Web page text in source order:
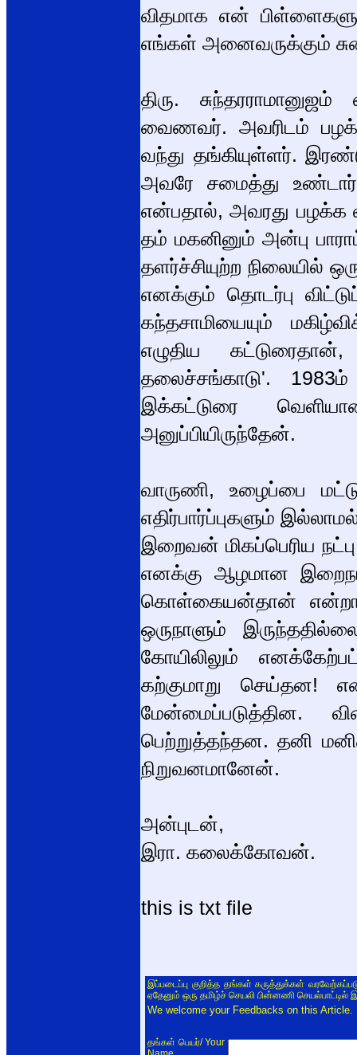
விதமாக என்
எங்கள் அனைவருக்கும்
திரு.
வைணவர். அவரிடம்
வந்து தங்கியுள்ளர்.
அவரே சமைத்து
என்பதால், அவரது
தம் மகனினும் அன்பு
தளர்ச்சியுற்ற நிலையில்
எனக்கும் தொடர்பு
கந்தசாமியையும்
எழுதிய
தலைச்சங்காடு'.
இக்கட்டுரை
அனுப்பியிருந்தேன்.
வாருணி, உழைப்பை
எதிர்பார்ப்புகளும்
இறைவன் மிகப்பெரிய
எனக்கு ஆழமான
கொள்கையன்தான்
ஒருநாளும்
கோயிலிலும்
கற்குமாறு செய்தன!
மேன்மைப்படுத்தின.
பெற்றுத்தந்தன. தனி
நிறுவனமானேன்.
அன்புடன்,
இரா. கலைக்கோவன்.
this is txt file
இப்படைப்பு குறித்த தங்கள் கருத்துக்கள்
ஏதேனும் ஒரு தமிழ்ச் செயலி பின்னணி செயல்பாட்டில்
We welcome your Feedbacks on this
தங்கள் பெயர்/ Your